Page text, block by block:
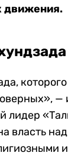
движения.
—
лидер
власть над